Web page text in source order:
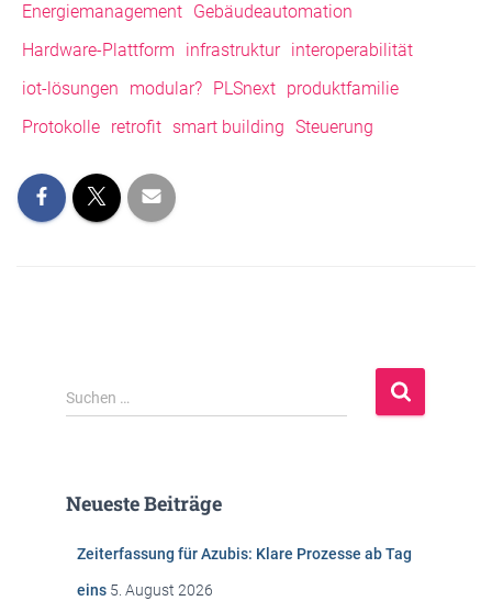
Energiemanagement Gebäudeautomation
Hardware-Plattform
infrastruktur interoperabilität
iot-lösungen
modular? PLSnext produktfamilie
Protokolle retrofit smart building Steuerung
S
u
n
Suchen …
Neueste Beiträge
Zeiterfassung für Azubis: Klare Prozesse ab Tag
eins 5. August 2026